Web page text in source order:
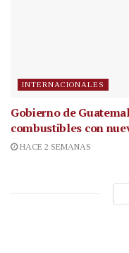
INTERNACIONALES
Gobierno de
combustibles con
HACE 2 SEMANAS